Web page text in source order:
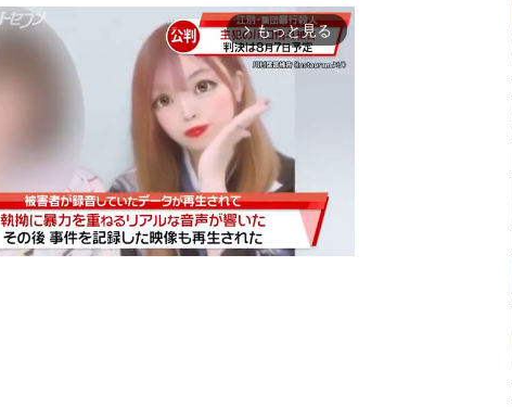
arrow_forward_ios もっと見る